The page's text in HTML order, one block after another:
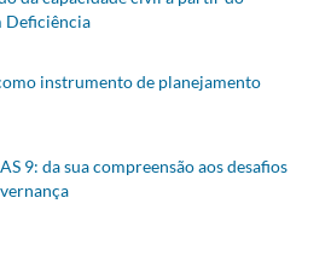
Deficiência
instrumento de planejamento
9: da sua compreensão aos desafios